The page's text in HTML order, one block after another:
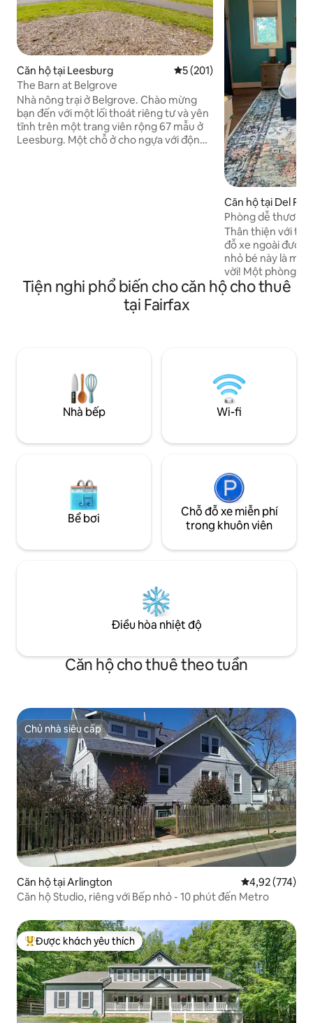
Căn hộ tại Leesburg Xếp hạng trung bình 5/5,
5 (201)
The Barn at Belgrove
Nhà nông trại ở Belgrove. Chào mừng
bạn đến với một lối thoát riêng tư và yên
tĩnh trên một trang viên rộng 67 mẫu ở
Leesburg. Một chỗ ở cho ngựa với động
tốt nhưng không có Wifi.
Căn hộ tại Del Ray
Phòng dễ
thượng! Trung
Thân thiện với thú
đỗ xe ngoài
nhỏ bé này là
vời! Một phòng
phòng tắm lớn,
& Braddock
Tiếng ồn có thể
cần sự im lặng.
thiểu!
Tiện nghi phổ biến cho căn hộ cho thuê
tại Fairfax
Nhà bếp Wi-fi
Bể bơi
Chỗ đỗ xe miễn phí
trong khuôn viên
Điều hòa nhiệt độ
Căn hộ cho thuê theo tuần
Chủ nhà siêu cấp
Chủ nhà siêu cấp
Căn hộ tại Arlington Xếp hạng
4,92 (774)
Căn hộ Studio, riêng với Bếp nhỏ - 10 phút đến Metro
Được khách yêu thích nhất
Được khách yêu thích